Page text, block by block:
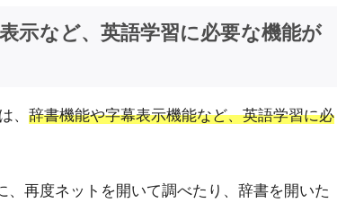
など、英語学習に必要な機能が
、 辞書機能や字幕表示機能など、英語学習に必
再度ネットを開いて調べたり、辞書を開いた